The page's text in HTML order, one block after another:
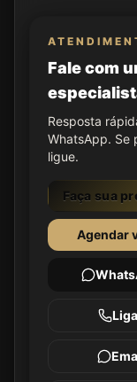
Fale com
Resposta
WhatsApp. Se
ligue.
Faça sua
Agendar